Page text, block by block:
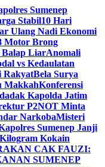
Sumenep
Stabil10 Hari
Ulang Nadi Ekonomi
Motor Brong
Balap LiarAnomali
vs Kedaulatan
RakyatBela Surya
MakkahKonferensi
Kapolda Jatim
P2NOT Minta
NarkobaMisteri
Sumenep Janji
Kokain
CAK FAUZI:
SUMENEP